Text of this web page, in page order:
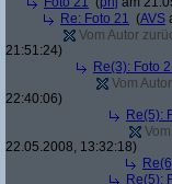
Re: Foto 21 (AVS
Vom Autor
21:51:24)
Re(3): Foto
Vom
22:40:06)
Re(5):
22.05.2008, 13:32:18)
Re(5):